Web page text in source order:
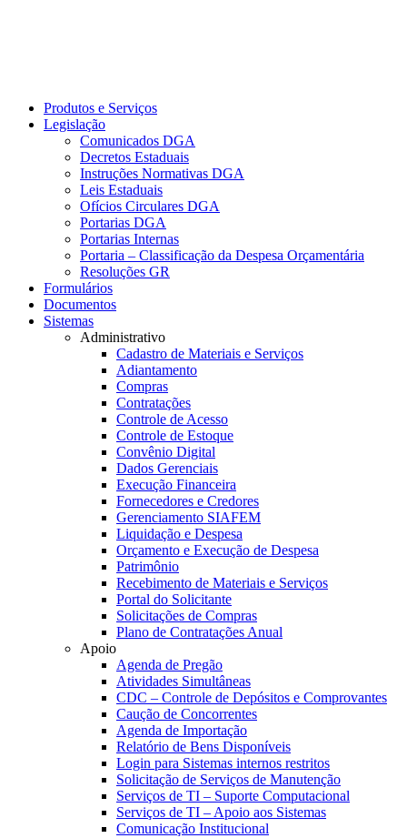
Produtos e Serviços
Legislação
Comunicados DGA
Decretos Estaduais
Instruções Normativas DGA
Leis Estaduais
Ofícios Circulares DGA
Portarias DGA
Portarias Internas
Portaria – Classificação da Despesa Orçamentária
Resoluções GR
Formulários
Documentos
Sistemas
Administrativo
Cadastro de Materiais e Serviços
Adiantamento
Compras
Contratações
Controle de Acesso
Controle de Estoque
Convênio Digital
Dados Gerenciais
Execução Financeira
Fornecedores e Credores
Gerenciamento SIAFEM
Liquidação e Despesa
Orçamento e Execução de Despesa
Patrimônio
Recebimento de Materiais e Serviços
Portal do Solicitante
Solicitações de Compras
Plano de Contratações Anual
Apoio
Agenda de Pregão
Atividades Simultâneas
CDC – Controle de Depósitos e Comprovantes
Caução de Concorrentes
Agenda de Importação
Relatório de Bens Disponíveis
Login para Sistemas internos restritos
Solicitação de Serviços de Manutenção
Serviços de TI – Suporte Computacional
Serviços de TI – Apoio aos Sistemas
Comunicação Institucional